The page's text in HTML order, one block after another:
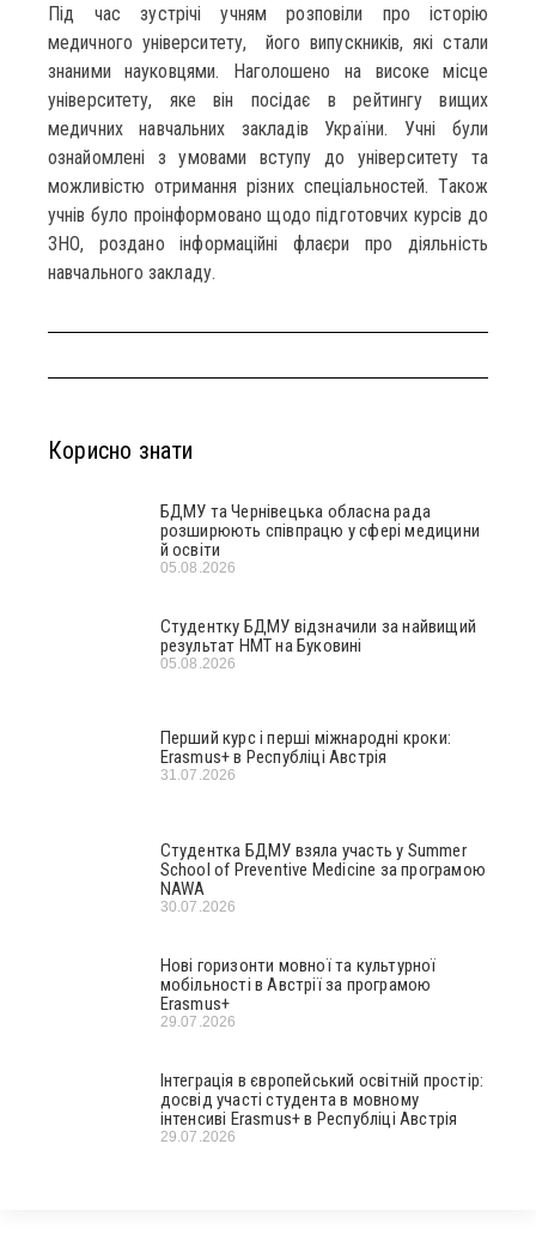
Під час зустрічі учням розповіли про історію
медичного університету, його випускників, які стали
знаними науковцями. Наголошено на високе місце
університету, яке він посідає в рейтингу вищих
медичних навчальних закладів України. Учні були
ознайомлені з умовами вступу до університету та
можливістю отримання різних спеціальностей. Також
учнів було проінформовано щодо підготовчих курсів до
ЗНО, роздано інформаційні флаєри про діяльність
навчального закладу.
Корисно знати
БДМУ та Чернівецька обласна рада
розширюють співпрацю у сфері медицини
й освіти
05.08.2026
Студентку БДМУ відзначили за найвищий
результат НМТ на Буковині
05.08.2026
Перший курс і перші міжнародні кроки:
Erasmus+ в Республіці Австрія
31.07.2026
Студентка БДМУ взяла участь у Summer
School of Preventive Medicine за програмою
NAWA
30.07.2026
Нові горизонти мовної та культурної
мобільності в Австрії за програмою
Erasmus+
29.07.2026
Інтеграція в європейський освітній простір:
досвід участі студента в мовному
інтенсиві Erasmus+ в Республіці Австрія
29.07.2026